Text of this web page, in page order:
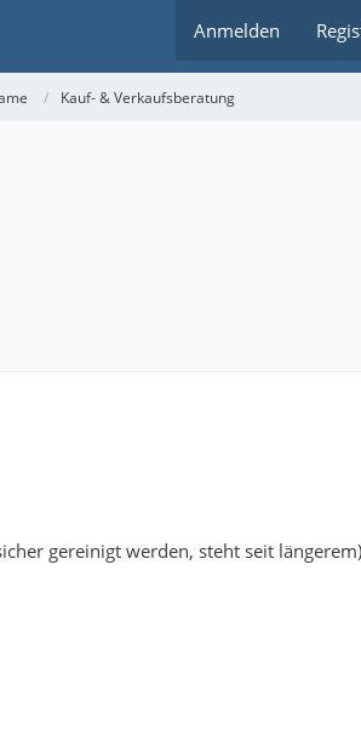
Anmelden
Kauf- & Verkaufsberatung
gereinigt werden, steht seit